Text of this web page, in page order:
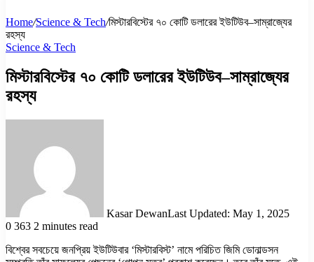
Home/Science & Tech/মিস্টারবিস্টের ৭০ কোটি ডলারের ইউটিউব–সাম্রাজ্যের
রহস্য
Science & Tech
মিস্টারবিস্টের ৭০ কোটি ডলারের ইউটিউব–সাম্রাজ্যের
রহস্য
Kasar DewanLast Updated: May 1, 2025
0 363 2 minutes read
বিশ্বের সবচেয়ে জনপ্রিয় ইউটিউবার ‘মিস্টারবিস্ট’ নামে পরিচিত জিমি ডোনাল্ডসন